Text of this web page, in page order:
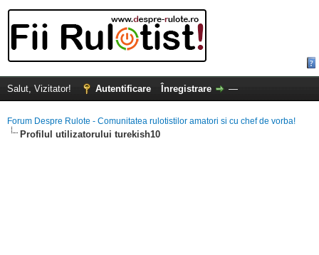
Salut, Vizitator! Autentificare Înregistrare —
Forum Despre Rulote - Comunitatea rulotistilor amatori si cu chef de vorba!
Profilul utilizatorului turekish10